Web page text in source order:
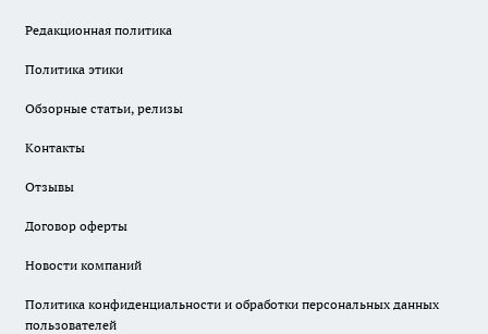
Редакционная политика
Политика этики
Обзорные статьи, релизы
Контакты
Отзывы
Договор оферты
Новости компаний
Политика конфиденциальности и обработки персональных данных
пользователей